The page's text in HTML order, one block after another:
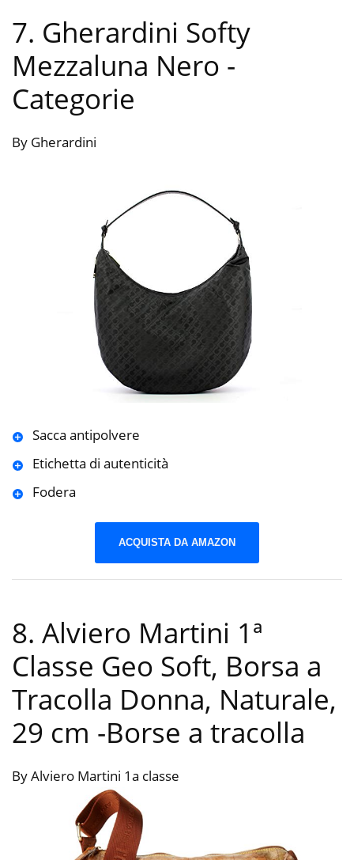
7. Gherardini Softy
Mezzaluna Nero -
Categorie
By Gherardini
Sacca antipolvere
Etichetta di autenticità
Fodera
ACQUISTA DA AMAZON
8. Alviero Martini 1ª
Classe Geo Soft, Borsa a
Tracolla Donna, Naturale,
29 cm -Borse a tracolla
By Alviero Martini 1a classe